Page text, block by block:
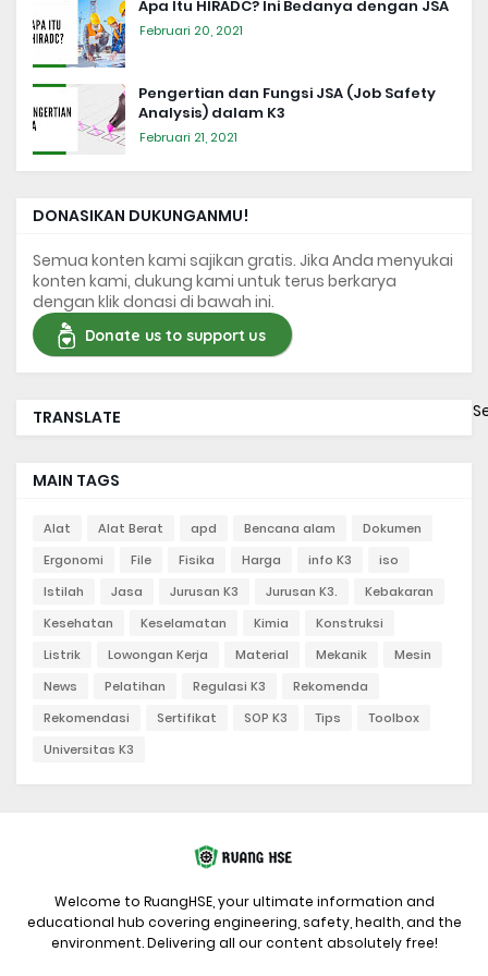
Apa Itu HIRADC? Ini Bedanya dengan JSA
Februari 20, 2021
Pengertian dan Fungsi JSA (Job Safety
Analysis) dalam K3
Februari 21, 2021
DONASIKAN DUKUNGANMU!
Semua konten kami sajikan gratis. Jika Anda menyukai
konten kami, dukung kami untuk terus berkarya
dengan klik donasi di bawah ini.
Donate us to support us
TRANSLATE
MAIN TAGS
Alat Alat Berat apd Bencana alam
Dokumen
Ergonomi
File Fisika Harga info K3
iso
Istilah
Jasa Jurusan K3 Jurusan K3.
Kebakaran
Kesehatan
Keselamatan Kimia
Konstruksi
Listrik
Lowongan Kerja Material Mekanik
Mesin
News
Pelatihan Regulasi K3
Rekomenda
Rekomendasi
Sertifikat SOP K3 Tips
Toolbox
Universitas K3
Welcome to RuangHSE, your ultimate information and
educational hub covering engineering, safety, health, and the
environment. Delivering all our content absolutely free!